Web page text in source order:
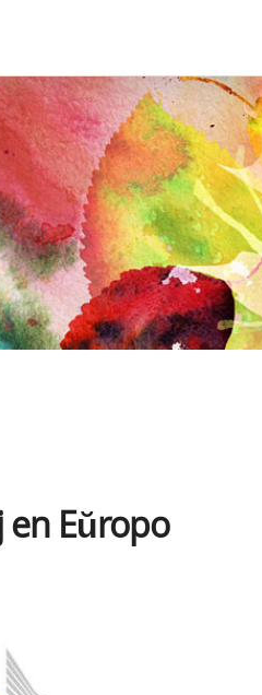
en Eŭropo